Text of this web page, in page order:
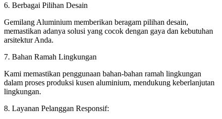
6. Berbagai Pilihan Desain
Gemilang Aluminium memberikan beragam pilihan desain,
memastikan adanya solusi yang cocok dengan gaya dan kebutuhan
arsitektur Anda.
7. Bahan Ramah Lingkungan
Kami memastikan penggunaan bahan-bahan ramah lingkungan
dalam proses produksi kusen aluminium, mendukung keberlanjutan
lingkungan.
8. Layanan Pelanggan Responsif: